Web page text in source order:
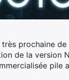
prochaine
de la version
pile